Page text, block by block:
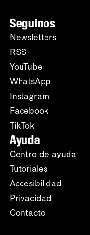
Seguinos
Newsletters
RSS
YouTube
WhatsApp
Instagram
Facebook
TikTok
Ayuda
Centro de ayuda
Tutoriales
Accesibilidad
Privacidad
Contacto